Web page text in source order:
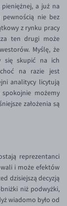
a już na
nie bez
z rynku pracy
ten drugi może
Myślę, że
się skupić na ich
na razie jest
analitycy licytują
możemy
założenia są
reprezentanci
i może efektów
dzisiejszą decyzją
niż podwyżki,
wiadomo było od